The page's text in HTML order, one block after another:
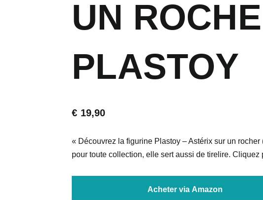
UN
PLASTOY
€ 19,90
« Découvrez la figurine Plastoy – Astérix sur un
pour toute collection, elle sert aussi de tirelire. Cliquez
Acheter via Amazon